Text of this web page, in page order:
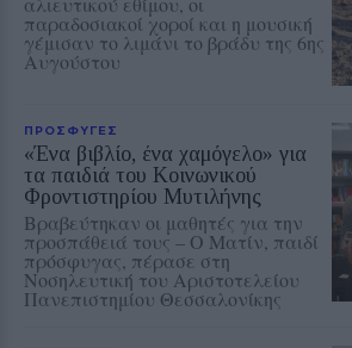
παραδοσιακοί χοροί και η μουσική
γέμισαν το λιμάνι το βράδυ της 6ης
Αυγούστου
ΠΡΟΣΦΥΓΕΣ
«Ένα βιβλίο, ένα χαμόγελο» για
τα παιδιά του Κοινωνικού
Φροντιστηρίου Μυτιλήνης
Βραβεύτηκαν οι μαθητές για την
προσπάθειά τους – Ο Ματίν, παιδί
πρόσφυγας, πέρασε στη
Νοσηλευτική του Αριστοτελείου
Πανεπιστημίου Θεσσαλονίκης